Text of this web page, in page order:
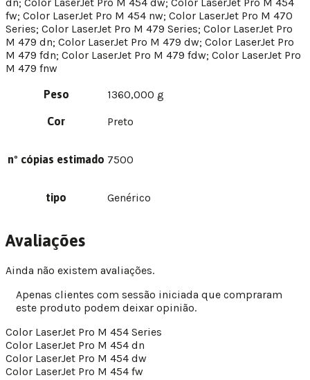
fw; Color LaserJet Pro M 454 nw; Color LaserJet Pro M 470
Series; Color LaserJet Pro M 479 Series; Color LaserJet Pro
M 479 dn; Color LaserJet Pro M 479 dw; Color LaserJet Pro
M 479 fdn; Color LaserJet Pro M 479 fdw; Color LaserJet Pro
M 479 fnw
Peso 1360,000 g
Cor Preto
nº cópias estimado 7500
tipo Genérico
Avaliações
Ainda não existem avaliações.
Apenas clientes com sessão iniciada que compraram
este produto podem deixar opinião.
Color LaserJet Pro M 454 Series
Color LaserJet Pro M 454 dn
Color LaserJet Pro M 454 dw
Color LaserJet Pro M 454 fw